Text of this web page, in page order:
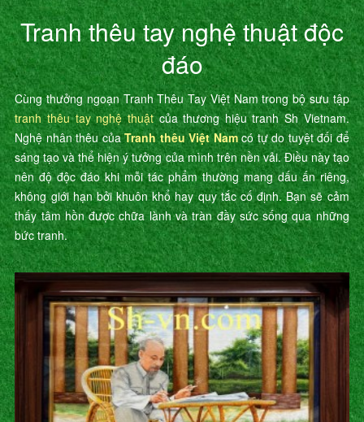
Tranh thêu tay nghệ thuật độc
đáo
Cùng thưởng ngoạn Tranh Thêu Tay Việt Nam trong bộ sưu tập
tranh thêu tay nghệ thuậtcủa thương hiệu tranh Sh Vietnam.
Nghệ nhân thêu củaTranh thêu Việt Namcó tự do tuyệt đối để
sáng tạo và thể hiện ý tưởng của mình trên nền vải. Điều này tạo
nên độ độc đáo khi mỗi tác phẩm thường mang dấu ấn riêng,
không giới hạn bởi khuôn khổ hay quy tắc cố định. Bạn sẽ cảm
thấy tâm hồn được chữa lành và tràn đầy sức sống qua những
bức tranh.